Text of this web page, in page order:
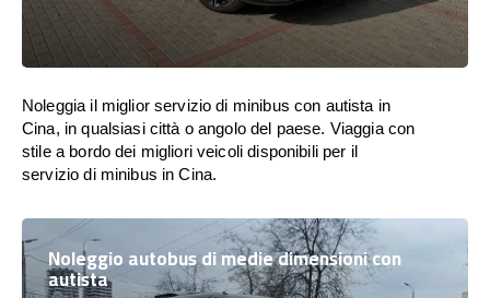
Noleggia il miglior servizio di minibus con autista in
Cina, in qualsiasi città o angolo del paese. Viaggia con
stile a bordo dei migliori veicoli disponibili per il
servizio di minibus in Cina.
Noleggio autobus di medie dimensioni con
autista